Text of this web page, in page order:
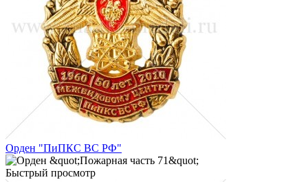
Орден "ПиПКС ВС РФ"
Быстрый просмотр